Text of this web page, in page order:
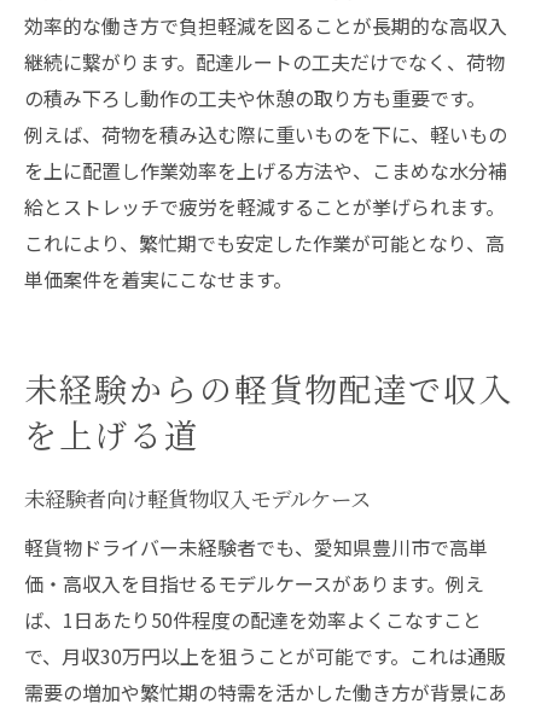
効率的な働き方で負担軽減を図ることが長期的な高収入
継続に繋がります。配達ルートの工夫だけでなく、荷物
の積み下ろし動作の工夫や休憩の取り方も重要です。
例えば、荷物を積み込む際に重いものを下に、軽いもの
を上に配置し作業効率を上げる方法や、こまめな水分補
給とストレッチで疲労を軽減することが挙げられます。
これにより、繁忙期でも安定した作業が可能となり、高
単価案件を着実にこなせます。
未経験からの軽貨物配達で収入
を上げる道
未経験者向け軽貨物収入モデルケース
軽貨物ドライバー未経験者でも、愛知県豊川市で高単
価・高収入を目指せるモデルケースがあります。例え
ば、1日あたり50件程度の配達を効率よくこなすこと
で、月収30万円以上を狙うことが可能です。これは通販
需要の増加や繁忙期の特需を活かした働き方が背景にあ